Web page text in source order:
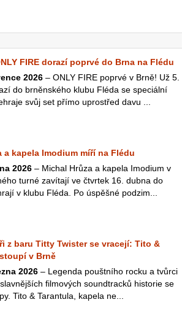
FIRE dorazí poprvé do Brna na Flédu
2026 – ONLY FIRE poprvé v Brně! Už 5.
do brněnského klubu Fléda se speciální
svůj set přímo uprostřed davu ...
a kapela Imodium míří na Flédu
2026 – Michal Hrůza a kapela Imodium v
turné zavítají ve čtvrtek 16. dubna do
v klubu Fléda. Po úspěšné podzim...
z baru Titty Twister se vracejí: Tito &
v Brně
2026 – Legenda pouštního rocku a tvůrci
filmových soundtracků historie se
Tito & Tarantula, kapela ne...